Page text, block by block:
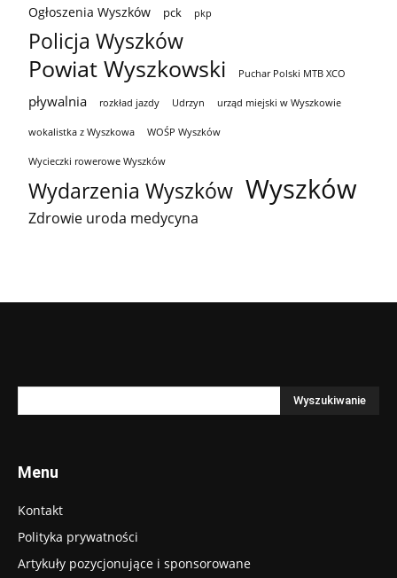
Ogłoszenia Wyszków pck pkp
Policja Wyszków
Powiat Wyszkowski Puchar Polski MTB XCO
pływalnia rozkład jazdy Udrzyn urząd miejski w Wyszkowie
wokalistka z Wyszkowa WOŚP Wyszków
Wycieczki rowerowe Wyszków
Wydarzenia Wyszków Wyszków
Zdrowie uroda medycyna
Menu
Kontakt
Polityka prywatności
Artykuły pozycjonujące i sponsorowane